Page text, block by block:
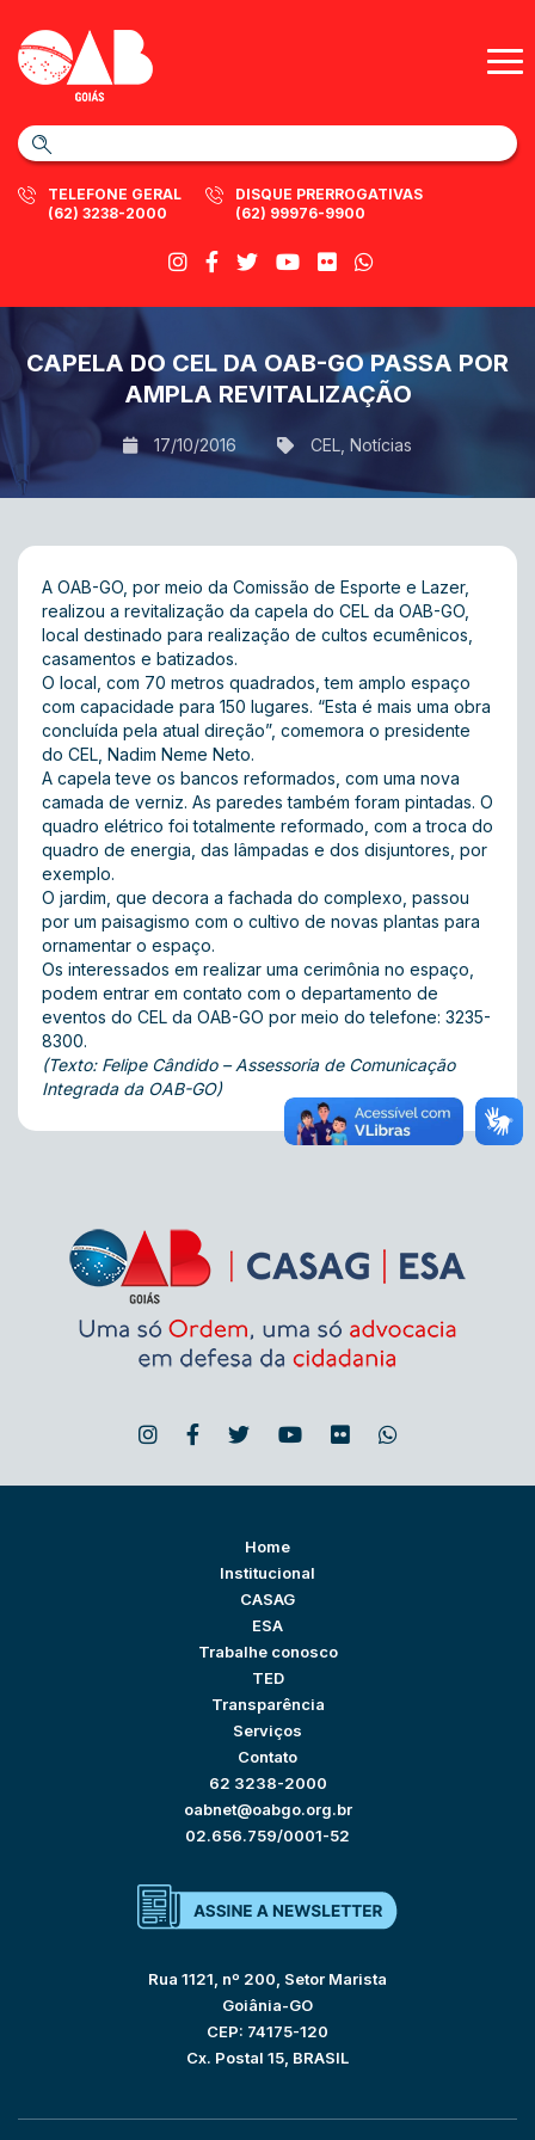
TELEFONE GERAL
(62) 3238-2000
DISQUE PRERROGATIVAS
(62) 99976-9900
CAPELA DO CEL DA OAB-GO PASSA POR
AMPLA REVITALIZAÇÃO
17/10/2016 CEL Notícias
A OAB-GO, por meio da Comissão de Esporte e Lazer,
realizou a revitalização da capela do CEL da OAB-GO,
local destinado para realização de cultos ecumênicos,
casamentos e batizados.
O local, com 70 metros quadrados, tem amplo espaço
com capacidade para 150 lugares. “Esta é mais uma obra
concluída pela atual direção”, comemora o presidente
do CEL, Nadim Neme Neto.
A capela teve os bancos reformados, com uma nova
camada de verniz. As paredes também foram pintadas. O
quadro elétrico foi totalmente reformado, com a troca do
quadro de energia, das lâmpadas e dos disjuntores, por
exemplo.
O jardim, que decora a fachada do complexo, passou
por um paisagismo com o cultivo de novas plantas para
ornamentar o espaço.
Os interessados em realizar uma cerimônia no espaço,
podem entrar em contato com o departamento de
eventos do CEL da OAB-GO por meio do telefone: 3235-
8300.
(Texto: Felipe Cândido – Assessoria de Comunicação
Integrada da OAB-GO)
Home
Institucional
CASAG
ESA
Trabalhe conosco
TED
Transparência
Serviços
Contato
62 3238-2000
oabnet@oabgo.org.br
02.656.759/0001-52
Rua 1121, nº 200, Setor Marista
Goiânia-GO
CEP: 74175-120
Cx. Postal 15, BRASIL